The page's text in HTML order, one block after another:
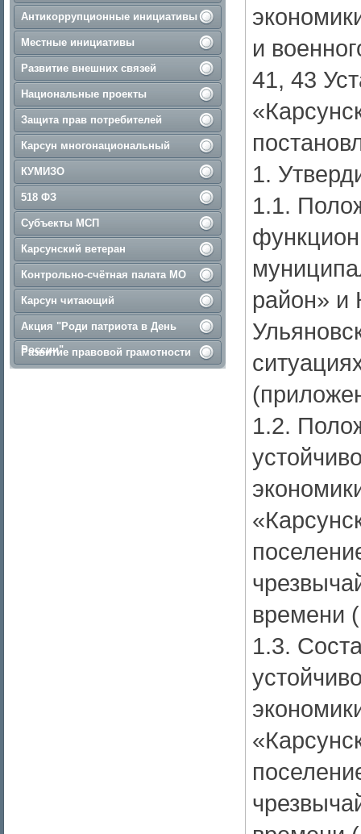
Антикоррупционные инициативы
Местные инициативы
Развитие внешних связей
Национальные проекты
Защита прав потребителей
Карсун многонациональный
КУМИЗО
518 ФЗ
Субъекты МСП
Карсунский ветеран
Контрольно-счётная палата МО
Карсун читающий
Акция "Роди патриота в День
России"
Развитие правовой грамотности
и
41, 43
1.
1.1.
район» и
1.2.
времени
1.3.